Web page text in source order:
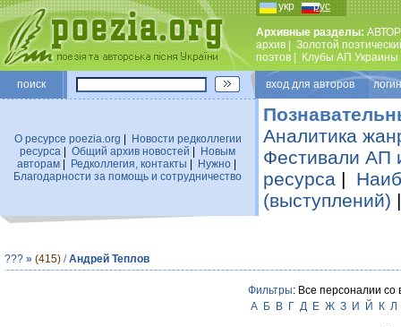
укр рус
Архивные разделы:
архив
Золотой
поэтов
Клубы АП Украины
поиск вход для авторов
О ресурсе poezia.org
Новости редколлегии
ресурса
Общий архив новостей
Новым
авторам| Редколлегия, контакты Нужно|
Благодарности за помощь и сотрудничество
Аналитика
Фестивали АП
ресурса |
(выступлений)
??? » (415) /Андрей Теплов
Фильтры: Все персоналии со
А
Б В Г Д Е Ж З И Й К Л